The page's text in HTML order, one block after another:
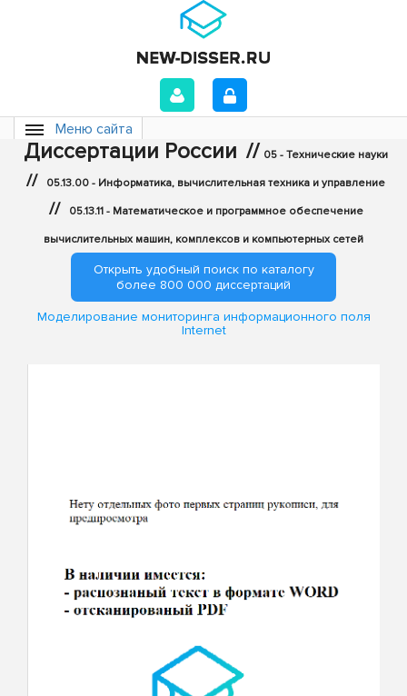
Меню сайта
Диссертации России // 05 - Технические науки
// 05.13.00 - Информатика, вычислительная техника и управление
// 05.13.11 - Математическое и программное обеспечение
вычислительных машин, комплексов и компьютерных сетей
Открыть удобный поиск по каталогу
более 800 000 диссертаций
Моделирование мониторинга информационного поля
Internet